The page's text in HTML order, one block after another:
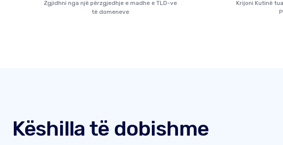
Zgjidhni nga një përzgjedhje e madhe e TLD-ve
të domeneve
Krijoni Kutinë
Këshilla të dobishme